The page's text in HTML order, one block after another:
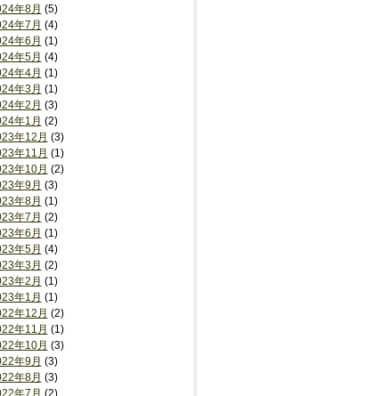
年8月 (5)
年7月 (4)
年6月 (1)
年5月 (4)
年4月 (1)
年3月 (1)
年2月 (3)
年1月 (2)
年12月 (3)
年11月 (1)
年10月 (2)
年9月 (3)
年8月 (1)
年7月 (2)
年6月 (1)
年5月 (4)
年3月 (2)
年2月 (1)
年1月 (1)
年12月 (2)
年11月 (1)
年10月 (3)
年9月 (3)
年8月 (3)
年7月 (2)